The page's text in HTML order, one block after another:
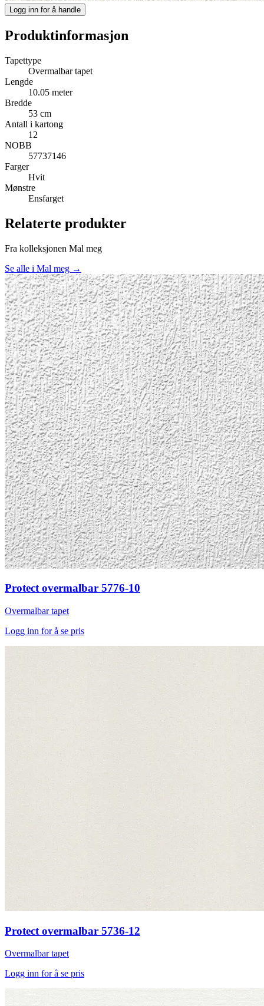
Logg inn for å handle
Produktinformasjon
Tapettype
Overmalbar tapet
Lengde
10.05 meter
Bredde
53 cm
Antall i kartong
12
NOBB
57737146
Farger
Hvit
Mønstre
Ensfarget
Relaterte produkter
Fra kolleksjonen Mal meg
Se alle i Mal meg →
Protect overmalbar 5776-10
Overmalbar tapet
Logg inn for å se pris
Protect overmalbar 5736-12
Overmalbar tapet
Logg inn for å se pris